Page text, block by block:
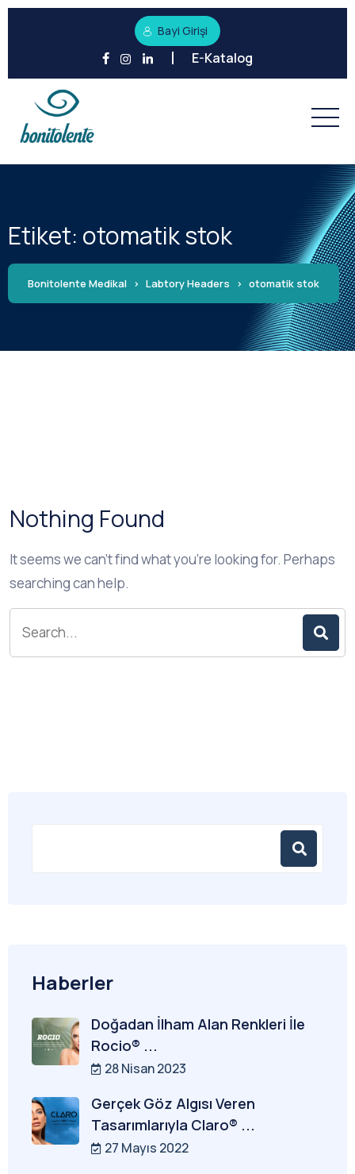
Bayi Girişi
E-Katalog
Etiket: otomatik stok
Bonitolente Medikal > Labtory Headers > otomatik stok
Nothing Found
It seems we can’t find what you’re looking for. Perhaps
searching can help.
Haberler
Doğadan İlham Alan Renkleri İle
Rocio® ...
28 Nisan 2023
Gerçek Göz Algısı Veren
Tasarımlarıyla Claro® ...
27 Mayıs 2022